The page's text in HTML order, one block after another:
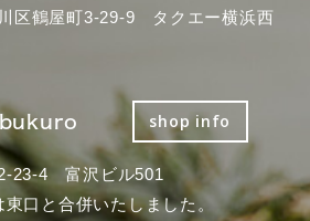
区鶴屋町3-29-9 タクエー横浜西
shop info
23-4 富沢ビル501
口と合併いたしました。